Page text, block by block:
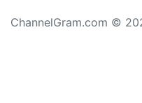
ChannelGram.com ©